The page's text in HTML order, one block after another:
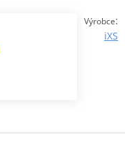
Výrobce:
iXS